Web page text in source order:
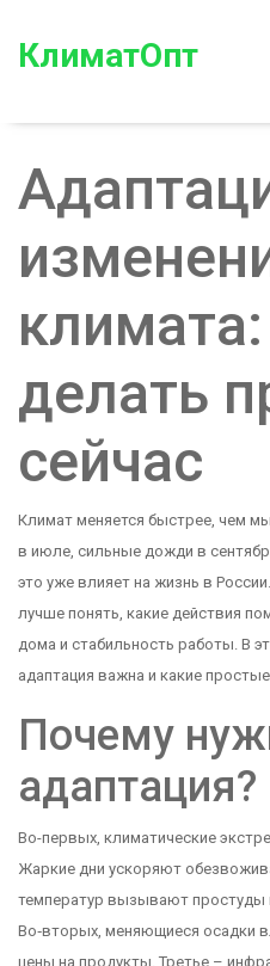
КлиматОпт
делать
сейчас
Климат меняется быстрее, чем
в июле, сильные дожди в
это уже влияет на жизнь в
лучше понять, какие действия
дома и стабильность работы. В
адаптация важна и какие
Почему
адаптация?
Во-первых, климатические
Жаркие дни ускоряют
температур вызывают простуды
Во‑вторых, меняющиеся осадки
цены на продукты. Третье –